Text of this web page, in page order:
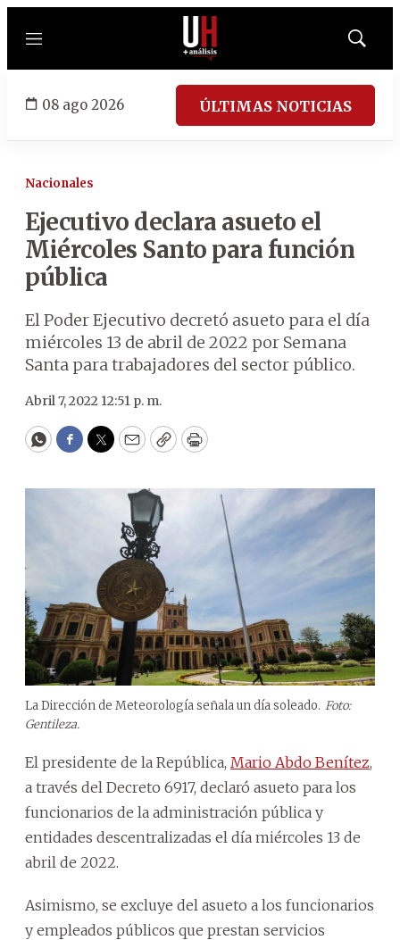
Menú
Mostrar
08 ago 2026 ÚLTIMAS NOTICIAS
Nacionales
Ejecutivo declara asueto el
Miércoles Santo para función
pública
El Poder Ejecutivo decretó asueto para el día
miércoles 13 de abril de 2022 por Semana
Santa para trabajadores del sector público.
Abril 7, 2022 12:51 p. m.
WhatsApp
Facebook
Twitter
EmailCopyPrint
La Dirección de Meteorología señala un día soleado. Foto:
Gentileza.
El presidente de la República, Mario Abdo Benítez,
a través del Decreto 6917, declaró asueto para los
funcionarios de la administración pública y
entidades descentralizadas el día miércoles 13 de
abril de 2022.
Asimismo, se excluye del asueto a los funcionarios
y empleados públicos que prestan servicios